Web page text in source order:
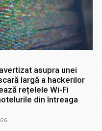
asupra unei
largă a hackerilor
rețelele Wi-Fi
din întreaga